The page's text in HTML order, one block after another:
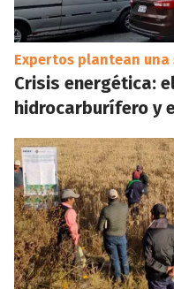
Expertos plantean
Crisis energética:
hidrocarburífero y